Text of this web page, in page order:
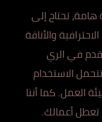
تحتاج إلى
والأناقة
في الري
الاستخدام
العمل. كما أننا
تعطل أعمالك.